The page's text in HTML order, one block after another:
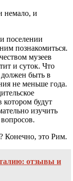
немало, и
поселении
познакомиться.
музеев
и суток. Что
быть в
не меньше года.
котором будут
изучить
Конечно, это Рим.
отзывы и